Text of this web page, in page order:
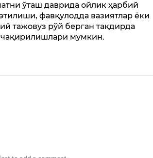
ўташ даврида ойлик ҳарбий
фавқулодда вазиятлар ёки
тажовуз рўй берган тақдирда
чақирилишлари мумкин.